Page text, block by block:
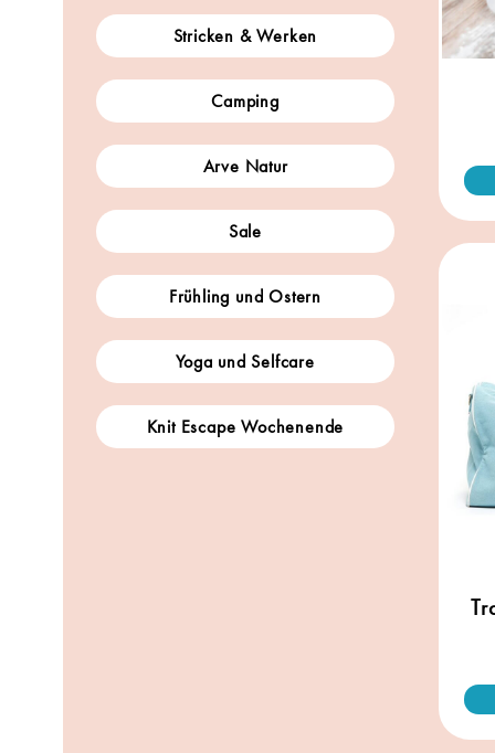
Stricken & Werken
Camping
Arve Natur
Sale
Frühling und Ostern
Yoga und Selfcare
Knit Escape Wochenende